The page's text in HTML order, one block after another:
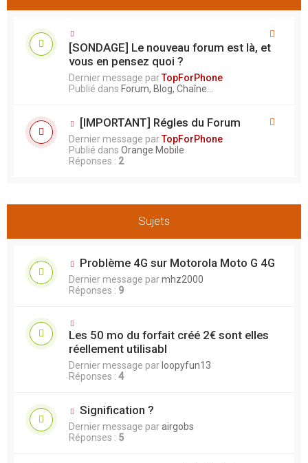
a
n
é
e
[SONDAGE] Le nouveau forum est là, et
vous en pensez quoi ?
Dernier message parTopForPhone
Publié dans Forum, Blog, Chaîne...
[IMPORTANT] Régles du Forum
Dernier message parTopForPhone
Publié dans Orange Mobile
Réponses : 2
Sujets
Problème 4G sur Motorola Moto G 4G
Dernier message parmhz2000
Réponses : 9
Les 50 mo du forfait créé 2€ sont elles
réellement utilisabl
Dernier message parloopyfun13
Réponses : 4
Signification ?
Dernier message parairgobs
Réponses : 5